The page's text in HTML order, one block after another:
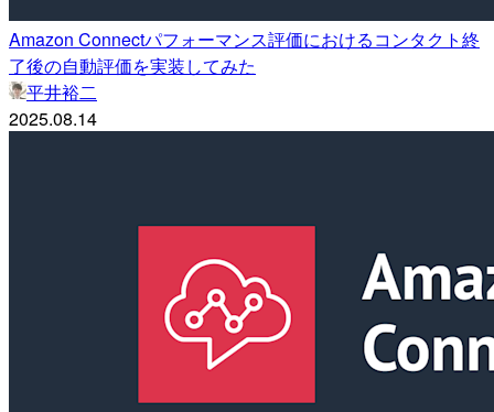
Amazon Connectパフォーマンス評価におけるコンタクト終
了後の自動評価を実装してみた
平井裕二
2025.08.14